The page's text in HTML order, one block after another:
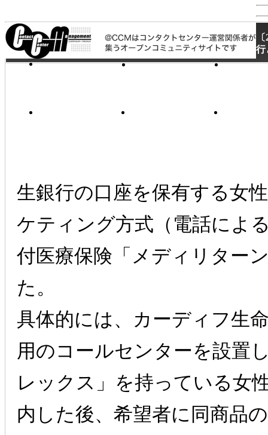
行
生銀行の口座を保有する女
ケティング方式（電話によ
付医療保険「メディリター
た。
具体的には、カーディフ生
用のコールセンターを設置
レックス」を持っている女
内した後、希望者に同商品